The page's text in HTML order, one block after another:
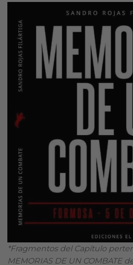
*Fragmentos del Capítulo
MEMORIAS DE UN COMBATE